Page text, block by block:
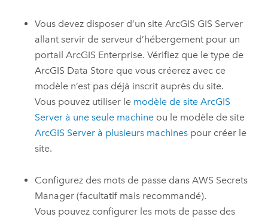
Vous devez disposer d’un siteArcGIS GIS Server
allant servir de serveur d’hébergement pour un
portailArcGIS Enterprise. Vérifiez que le type de
ArcGIS Data Store que vous créerez avec ce
modèle n’est pas déjà inscrit auprès du site.
Vous pouvez utiliser le modèle de siteArcGIS
Server à une seule machine ou le modèle de site
ArcGIS Server à plusieurs machines pour créer le
site.
Configurez des mots de passe dansAWS Secrets
Manager (facultatif mais recommandé).
Vous pouvez configurer les mots de passe des